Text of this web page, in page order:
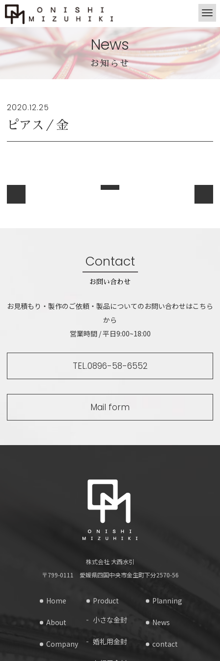
News
お知らせ
2020.12.25
ピアス／金
Contact
お問い合わせ
お見積もり・製作のご依頼・製品についてのお問い合わせはこちら
から
営業時間 / 平日9:00~18:00
TEL.0896-58-6552
Mail form
株式会社 大西水引
〒799-0111 愛媛県四国中央市金生町下分2570-56
Home
About
Company
Product
小さな金封
婚礼用金封
Planning
News
contact